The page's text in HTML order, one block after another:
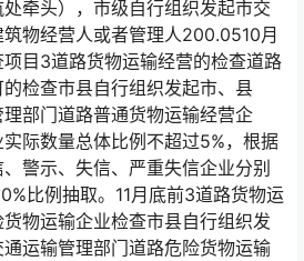
牵头），市级自行组织发起市交
物经营人或者管理人200.0510月
目3道路货物运输经营的检查道路
检查市县自行组织发起市、县
理部门道路普通货物运输经营企
际数量总体比例不超过5%，根据
警示、失信、严重失信企业分别
比例抽取。11月底前3道路货物运
物运输企业检查市县自行组织发
运输管理部门道路危险货物运输